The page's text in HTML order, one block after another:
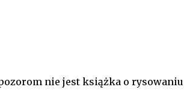
nie jest książka o